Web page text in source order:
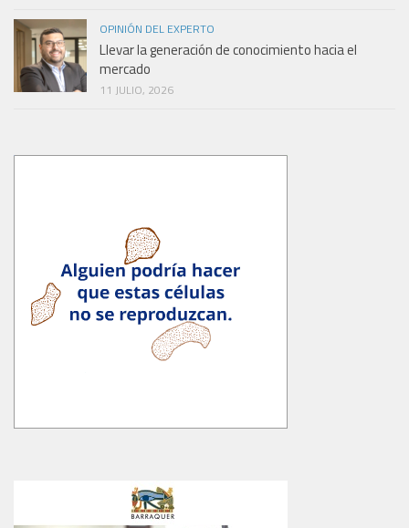
OPINIÓN DEL EXPERTO
Llevar la generación de conocimiento hacia el
mercado
11 JULIO, 2026